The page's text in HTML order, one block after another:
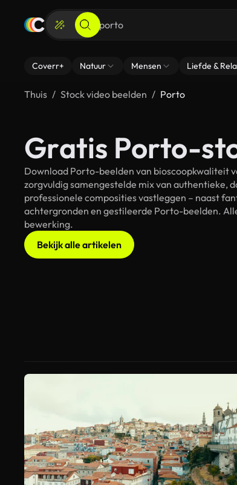
Coverr+ Natuur Mensen Liefde &
Thuis Stock video beelden Porto
Gratis Porto-
Download Porto-beelden van bioscoopkwaliteit
zorgvuldig samengestelde mix van authentieke,
professionele composities vastleggen – naast
achtergronden en gestileerde Porto-beelden.
bewerking.
Bekijk alle artikelen